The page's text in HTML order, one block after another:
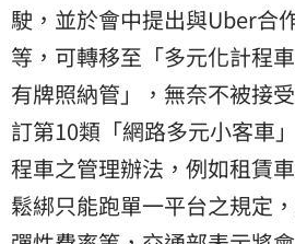
駛，並於會中提出與Uber合
等，可轉移至「多元化計程
有牌照納管」，無奈不被接
訂第10類「網路多元小客車
程車之管理辦法，例如租賃
鬆綁只能跑單一平台之規定